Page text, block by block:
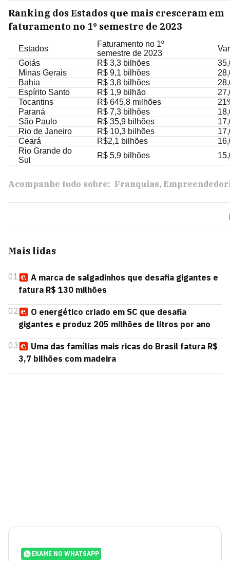
Ranking dos Estados que mais cresceram em
faturamento no 1º semestre de 2023
Estados
Faturamento no 1º
semestre de 2023
Goiás
R$ 3,3 bilhões
Minas Gerais
R$ 9,1 bilhões
Bahia
R$ 3,8 bilhões
Espírito Santo
R$ 1,9 bilhão
Tocantins
R$ 645,8 milhões
Paraná
R$ 7,3 bilhões
São Paulo
R$ 35,9 bilhões
Rio de Janeiro
R$ 10,3 bilhões
Ceará
R$2,1 bilhões
Rio Grande do
Sul
R$ 5,9 bilhões
Acompanhe tudo sobre: Franquias
Mais lidas
01
A marca de salgadinhos que desafia gigantes e
fatura R$ 130 milhões
02
O energético criado em SC que desafia
gigantes e produz 205 milhões de litros por ano
03
Uma das famílias mais ricas do Brasil fatura R$
3,7 bilhões com madeira
EXAME NO WHATSAPP